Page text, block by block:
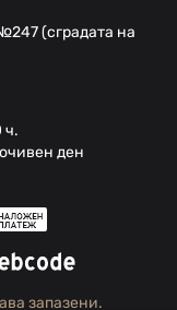
(сградата на
ч.
ден
запазени.